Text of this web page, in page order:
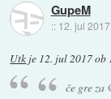
GupeM
:: 12. jul
Utk je 12. jul 2017 ob
če gre za